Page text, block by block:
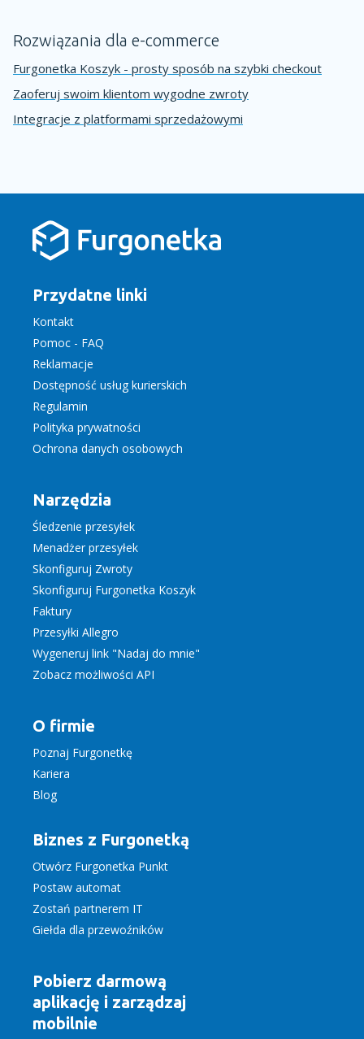
Rozwiązania dla e-commerce
Furgonetka Koszyk - prosty sposób na szybki checkout
Zaoferuj swoim klientom wygodne zwroty
Integracje z platformami sprzedażowymi
Przydatne linki
Kontakt
Pomoc - FAQ
Reklamacje
Dostępność usług kurierskich
Regulamin
Polityka prywatności
Ochrona danych osobowych
Narzędzia
Śledzenie przesyłek
Menadżer przesyłek
Skonfiguruj Zwroty
Skonfiguruj Furgonetka Koszyk
Faktury
Przesyłki Allegro
Wygeneruj link "Nadaj do mnie"
Zobacz możliwości API
O firmie
Poznaj Furgonetkę
Kariera
Blog
Biznes z Furgonetką
Otwórz Furgonetka Punkt
Postaw automat
Zostań partnerem IT
Giełda dla przewoźników
Pobierz darmową
aplikację i zarządzaj
mobilnie